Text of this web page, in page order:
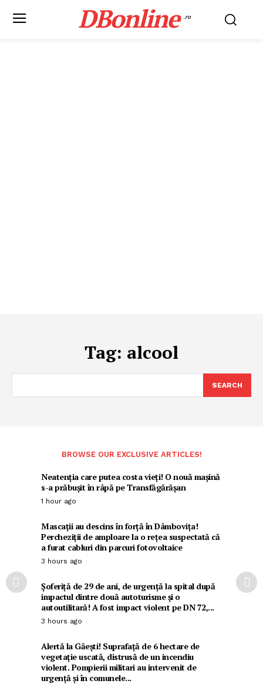
DBonline .ro
Tag: alcool
SEARCH
BROWSE OUR EXCLUSIVE ARTICLES!
Neatenția care putea costa vieți! O nouă mașină
s-a prăbușit în râpă pe Transfăgărășan
1 hour ago
Mascații au descins în forță în Dâmbovița!
Percheziții de amploare la o rețea suspectată că
a furat cabluri din parcuri fotovoltaice
3 hours ago
Șoferiță de 29 de ani, de urgență la spital după
impactul dintre două autoturisme și o
autoutilitară! A fost impact violent pe DN 72,...
3 hours ago
Alertă la Găești! Suprafață de 6 hectare de
vegetație uscată, distrusă de un incendiu
violent. Pompierii militari au intervenit de
urgență și în comunele...